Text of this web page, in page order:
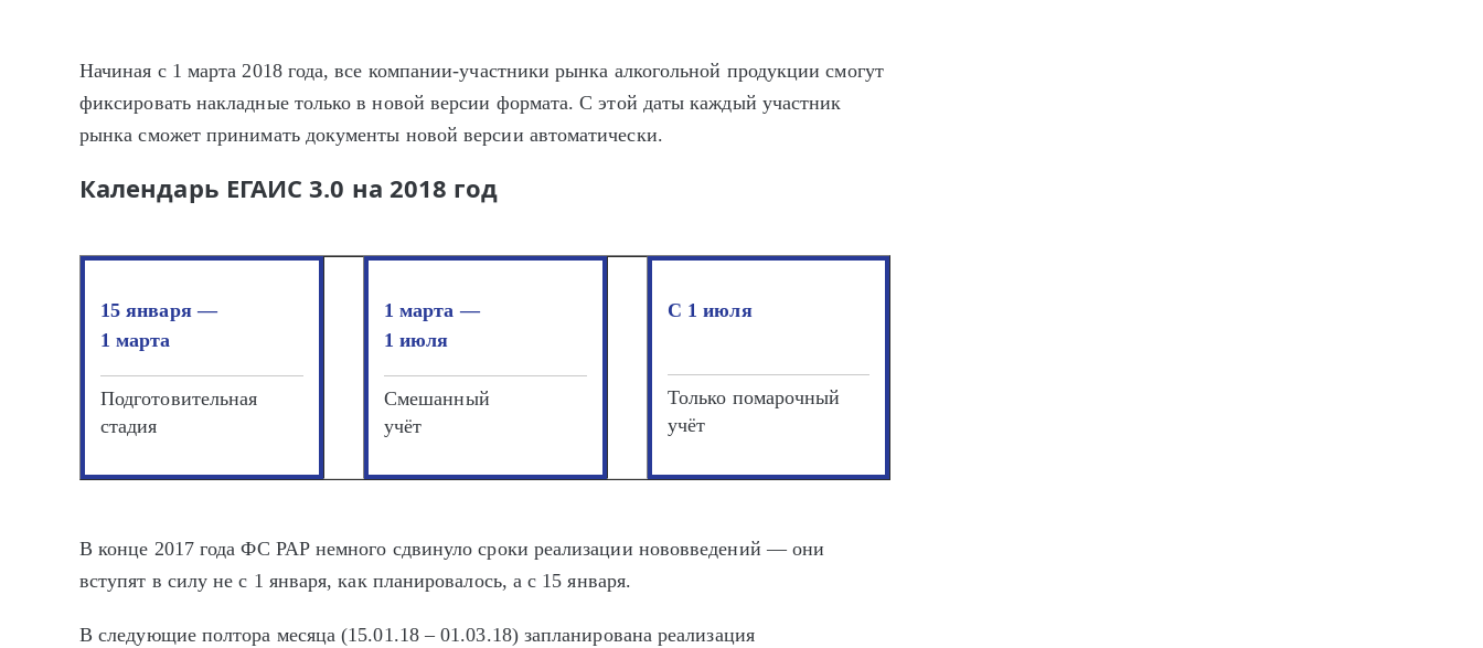
Начиная с 1 марта 2018 года, все компании-участники рынка алкогольной продукции смогут
фиксировать накладные только в новой версии формата. С этой даты каждый участник
рынка сможет принимать документы новой версии автоматически.
Календарь ЕГАИС 3.0 на 2018 год
15 января —
1 марта
Подготовительная
стадия
1 марта —
1 июля
Смешанный
учёт
С 1 июля
Только помарочный
учёт
В конце 2017 года ФС РАР немного сдвинуло сроки реализации нововведений — они
вступят в силу не с 1 января, как планировалось, а с 15 января.
В следующие полтора месяца (15.01.18 – 01.03.18) запланирована реализация